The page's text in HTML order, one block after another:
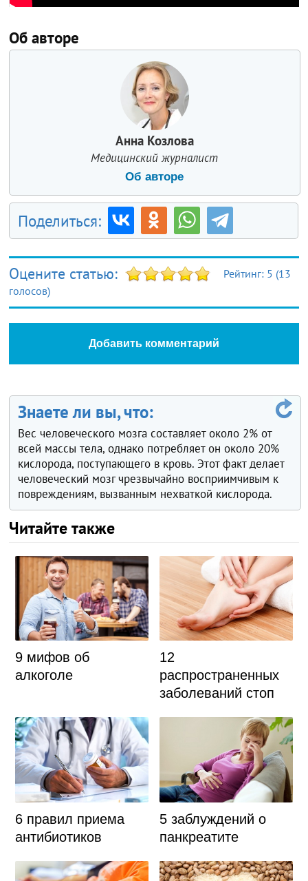
Об авторе
Анна Козлова
Медицинский журналист
Об авторе
Поделиться:
Оцените статью: Рейтинг: 5 (13
голосов)
Добавить комментарий
Знаете ли вы, что:
Вес человеческого мозга составляет около 2% от
всей массы тела, однако потребляет он около 20%
кислорода, поступающего в кровь. Этот факт делает
человеческий мозг чрезвычайно восприимчивым к
повреждениям, вызванным нехваткой кислорода.
Читайте также
9 мифов об
алкоголе
12
распространенных
заболеваний стоп
6 правил приема
антибиотиков
5 заблуждений о
панкреатите